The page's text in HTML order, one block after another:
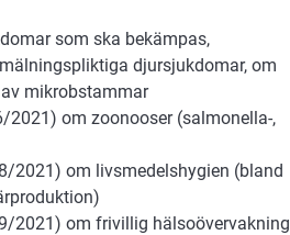
som ska bekämpas,
djursjukdomar, om
mikrobstammar
om zoonooser (salmonella-,
2021) om livsmedelshygien (bland
2021) om frivillig hälsoövervakning